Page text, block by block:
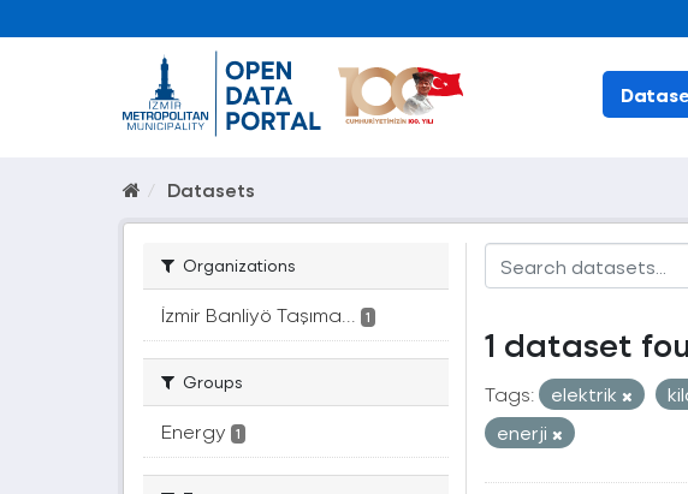
Datasets
Organizations
İzmir Banliyö Taşıma... 1
Groups
Energy 1
1 dataset
Tags: elektrik
enerji